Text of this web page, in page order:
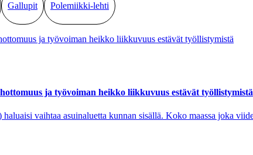
Gallupit Polemiikki-lehti
ja työvoiman heikko liikkuvuus estävät työllistymistä